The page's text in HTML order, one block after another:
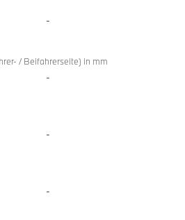
-
/ Beifahrerseite) in mm
-
-
-